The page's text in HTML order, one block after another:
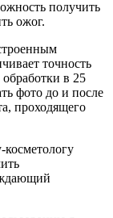
получить
ожог.
точность
в 25
фото до и после
проходящего